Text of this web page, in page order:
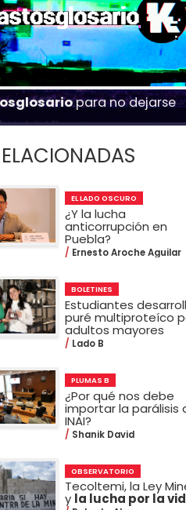
para no dejarse
EL LADO OSCURO
¿Y la lucha
anticorrupción en
Puebla?
Ernesto Aroche Aguilar
BOLETINES
Estudiantes
puré multiproteíco
adultos mayores
Lado B
PLUMAS B
¿Por qué nos debe
importar la parálisis
INAI?
Shanik David
OBSERVATORIO
Tecoltemi, la Ley
y la lucha por la